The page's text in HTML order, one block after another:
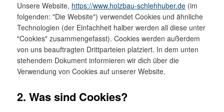
Unsere Website, https://www.holzbau-schlehhuber.de (im
folgenden: "Die Website") verwendet Cookies und ähnliche
Technologien (der Einfachheit halber werden all diese unter
"Cookies" zusammengefasst). Cookies werden außerdem
von uns beauftragten Drittparteien platziert. In dem unten
stehendem Dokument informieren wir dich über die
Verwendung von Cookies auf unserer Website.
2. Was sind Cookies?